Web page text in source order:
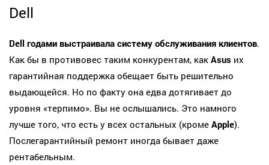
Dell
Dell годами выстраивала систему обслуживания клиентов.
Как бы в противовес таким конкурентам, как Asus их
гарантийная поддержка обещает быть решительно
выдающейся. Но по факту она едва дотягивает до
уровня «терпимо». Вы не ослышались. Это намного
лучше того, что есть у всех остальных (кроме Apple).
Послегарантийный ремонт иногда бывает даже
рентабельным.